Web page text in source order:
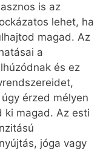
is az
lehet, ha
magad. Az
a
és ez
érzed mélyen
ki magad. Az esti
jóga vagy